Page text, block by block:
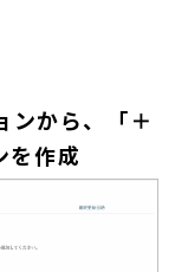
ンから、「＋
を作成